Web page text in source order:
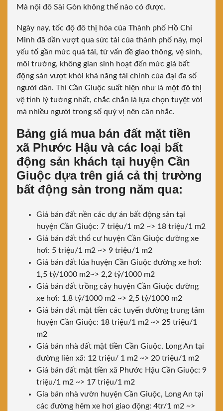
Mà nội đô Sài Gòn không thể nào có được.
Ngày nay, tốc độ đô thị hóa của Thành phố Hồ Chí
Minh đã dần vượt qua sức tải của thành phố này, mọi
yếu tố gần mức quá tải, từ vấn đề giao thông, vệ sinh,
môi trường, không gian sinh hoạt đến mức giá bất
động sản vượt khỏi khả năng tài chính của đại đa số
người dân. Thì Cần Giuộc suất hiện như là một đô thị
vệ tinh lý tưởng nhất, chắc chắn là lựa chọn tuyệt vời
mà nhiều người trong số quý vị nên cân nhắc.
Bảng giá mua bán đất mặt tiền
xã Phước Hậu và các loại bất
động sản khách tại huyện Cần
Giuộc dựa trên giá cả thị trường
bất động sản trong năm qua:
Giá bán đất nền các dự án bất động sản tại
huyện Cần Giuộc: 7 triệu/1 m2 ~> 18 triệu/1 m2
Giá bán đất thổ cư huyện Cần Giuộc đường xe
hơi: 5 triệu/1 m2 ~> 9 triệu/1 m2
Giá bán đất lúa huyện Cần Giuộc đường xe hơi:
1,5 tỷ/1000 m2~> 2,2 tỷ/1000 m2
Giá bán đất trồng cây huyện Cần Giuộc đường
xe hơi: 1,8 tỷ/1000 m2 ~> 2,5 tỷ/1000 m2
Giá bán đất mặt tiền các tuyến đường trung tâm
huyện Cần Giuộc: 18 triệu/1 m2 ~> 25 triệu/1
m2
Giá bán nhà đất mặt tiền Cần Giuộc, Long An tại
đường liên xã: 12 triệu/ 1 m2 ~> 20 triệu/1 m2
Giá bán đất mặt tiền xã Phước Hậu Cần Giuộc: 9
triệu/1 m2 ~> 17 triệu/1 m2
Gía bán nhà vườn huyện Cần Giuộc, Long An tại
các đường hẻm xe hơi giao động: 4tr/1 m2 ~>